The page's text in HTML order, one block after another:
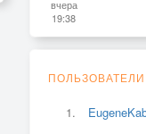
вчера
19:38